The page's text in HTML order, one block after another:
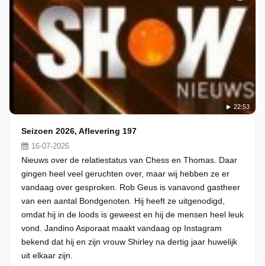
22:53
Seizoen 2026, Aflevering 197
16-07-2026
Nieuws over de relatiestatus van Chess en Thomas. Daar
gingen heel veel geruchten over, maar wij hebben ze er
vandaag over gesproken. Rob Geus is vanavond gastheer
van een aantal Bondgenoten. Hij heeft ze uitgenodigd,
omdat hij in de loods is geweest en hij de mensen heel leuk
vond. Jandino Asporaat maakt vandaag op Instagram
bekend dat hij en zijn vrouw Shirley na dertig jaar huwelijk
uit elkaar zijn.